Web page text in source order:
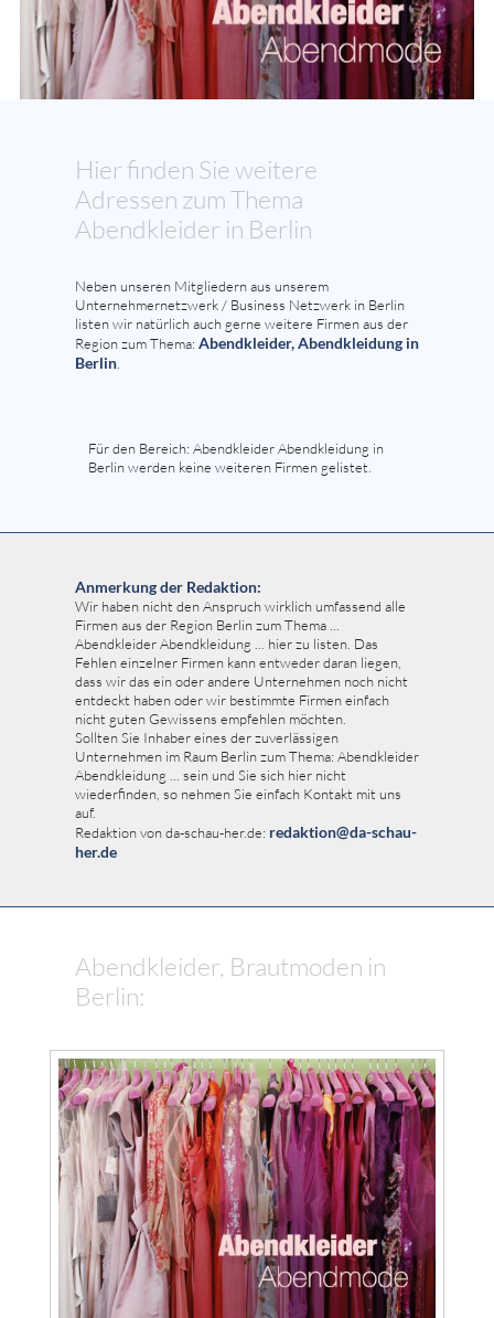
Hier finden Sie weitere
Adressen zum Thema
Abendkleider in Berlin
Neben unseren Mitgliedern aus unserem
Unternehmernetzwerk / Business Netzwerk in Berlin
listen wir natürlich auch gerne weitere Firmen aus der
Region zum Thema: Abendkleider, Abendkleidung in
Berlin.
Für den Bereich: Abendkleider Abendkleidung in
Berlin werden keine weiteren Firmen gelistet.
Anmerkung der Redaktion:
Wir haben nicht den Anspruch wirklich umfassend alle
Firmen aus der Region Berlin zum Thema ...
Abendkleider Abendkleidung ... hier zu listen. Das
Fehlen einzelner Firmen kann entweder daran liegen,
dass wir das ein oder andere Unternehmen noch nicht
entdeckt haben oder wir bestimmte Firmen einfach
nicht guten Gewissens empfehlen möchten.
Sollten Sie Inhaber eines der zuverlässigen
Unternehmen im Raum Berlin zum Thema: Abendkleider
Abendkleidung ... sein und Sie sich hier nicht
wiederfinden, so nehmen Sie einfach Kontakt mit uns
auf.
Redaktion von da-schau-her.de: redaktion@da-schau-
her.de
Abendkleider, Brautmoden in
Berlin: